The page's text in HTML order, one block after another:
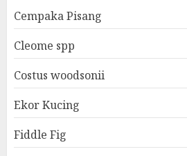
Cempaka Pisang
Cleome spp
Costus woodsonii
Ekor Kucing
Fiddle Fig